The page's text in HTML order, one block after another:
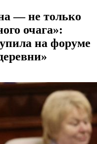
— не только
очага»:
на форуме